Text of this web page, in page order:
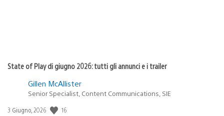
State of Play di giugno 2026: tutti gli annunci e i trailer
Gillen McAllister
Senior Specialist, Content Communications, SIE
Data
3 Giugno, 2026 16